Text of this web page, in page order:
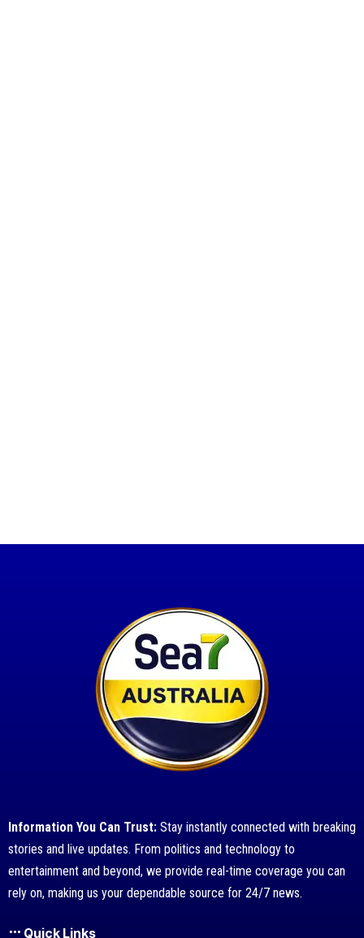
Information You Can Trust: Stay instantly connected with breaking
stories and live updates. From politics and technology to
entertainment and beyond, we provide real-time coverage you can
rely on, making us your dependable source for 24/7 news.
Quick Links